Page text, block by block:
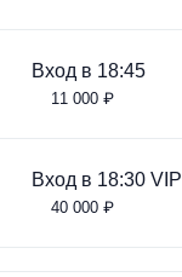
Вход в 18:45
11 000 ₽
Вход в 18:30 VIP
40 000 ₽